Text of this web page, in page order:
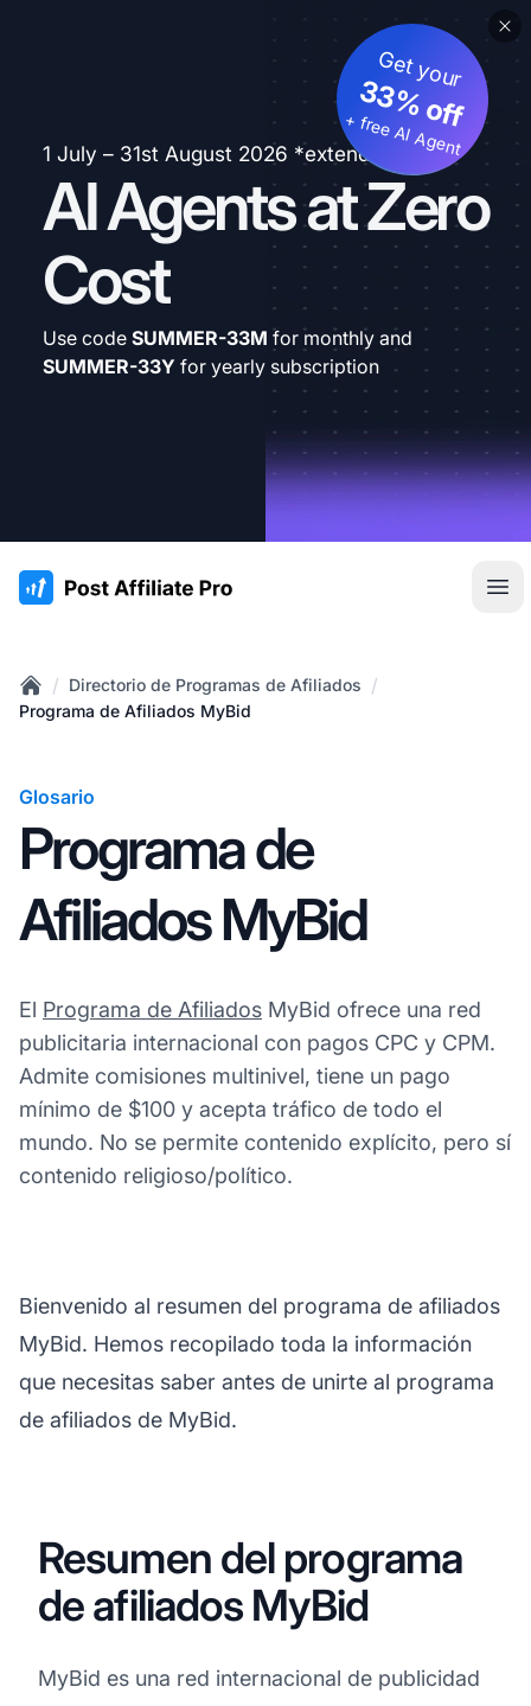
1 July – 31st August 2026 *extended
AI Agents at Zero
Cost
Get your
33% off
+ free AI Agent
Use code SUMMER-33M for monthly and
SUMMER-33Y for yearly subscription
:site.title
Home
/ Directorio de Programas de Afiliados /
Programa de Afiliados MyBid
Glosario
Programa de
Afiliados MyBid
El Programa de Afiliados MyBid ofrece una red
publicitaria internacional con pagos CPC y CPM.
Admite comisiones multinivel, tiene un pago
mínimo de $100 y acepta tráfico de todo el
mundo. No se permite contenido explícito, pero sí
contenido religioso/político.
Bienvenido al resumen del programa de afiliados
MyBid. Hemos recopilado toda la información
que necesitas saber antes de unirte al programa
de afiliados de MyBid.
Resumen del programa
de afiliados MyBid
MyBid es una red internacional de publicidad